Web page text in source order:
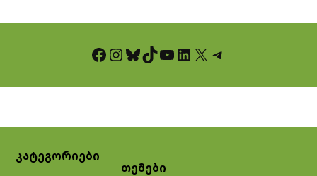
Facebook InstagramBluesky TikTok YouTube LinkedIn X Telegram
კატეგორიები
თემები